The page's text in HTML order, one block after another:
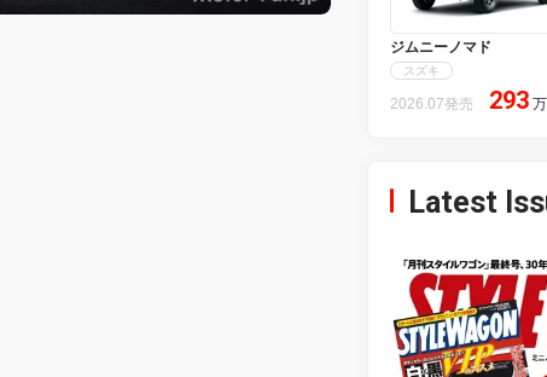
ジムニーノマド
スズキ
2026.07発売 293
Latest